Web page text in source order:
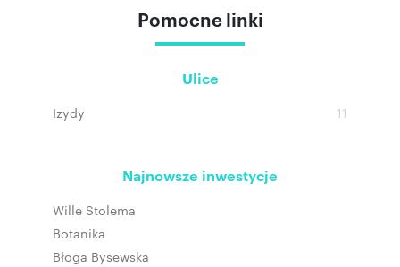
Pomocne linki
Ulice
Izydy 11
Najnowsze inwestycje
Wille Stolema
Botanika
Błoga Bysewska